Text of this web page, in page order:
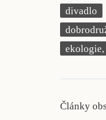
divadlo
Články